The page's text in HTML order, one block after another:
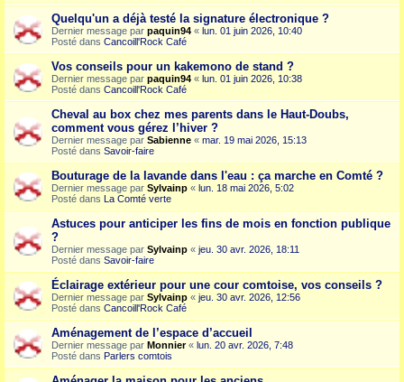
Quelqu'un a déjà testé la signature électronique ?
Dernier message par paquin94 « lun. 01 juin 2026, 10:40
Posté dans Cancoill'Rock Café
Vos conseils pour un kakemono de stand ?
Dernier message par paquin94 « lun. 01 juin 2026, 10:38
Posté dans Cancoill'Rock Café
Cheval au box chez mes parents dans le Haut-Doubs,
comment vous gérez l’hiver ?
Dernier message par Sabienne « mar. 19 mai 2026, 15:13
Posté dans Savoir-faire
Bouturage de la lavande dans l'eau : ça marche en Comté ?
Dernier message par Sylvainp « lun. 18 mai 2026, 5:02
Posté dans La Comté verte
Astuces pour anticiper les fins de mois en fonction publique
?
Dernier message par Sylvainp « jeu. 30 avr. 2026, 18:11
Posté dans Savoir-faire
Éclairage extérieur pour une cour comtoise, vos conseils ?
Dernier message par Sylvainp « jeu. 30 avr. 2026, 12:56
Posté dans Cancoill'Rock Café
Aménagement de l’espace d’accueil
Dernier message par Monnier« lun. 20 avr. 2026, 7:48
Posté dans Parlers comtois